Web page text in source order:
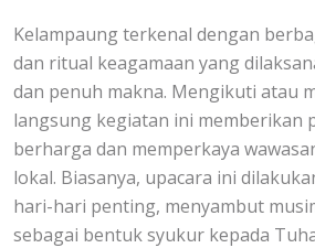
Kelampaung terkenal dengan
dan ritual keagamaan yang
dan penuh makna. Mengikuti atau
langsung kegiatan ini memberikan
berharga dan memperkaya
lokal. Biasanya, upacara ini
hari-hari penting, menyambut
sebagai bentuk syukur kepada